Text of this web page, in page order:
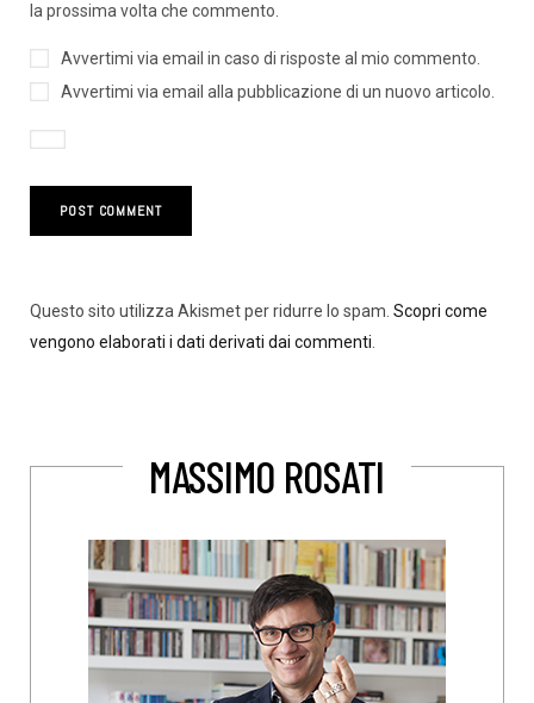
la prossima volta che commento.
Avvertimi via email in caso di risposte al mio commento.
Avvertimi via email alla pubblicazione di un nuovo articolo.
Questo sito utilizza Akismet per ridurre lo spam. Scopri come
vengono elaborati i dati derivati dai commenti
MASSIMO ROSATI